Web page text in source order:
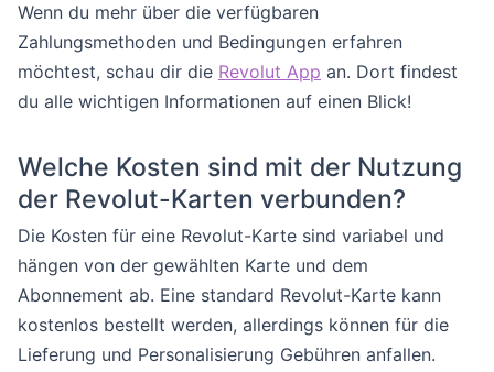
Wenn du mehr über die verfügbaren
Zahlungsmethoden und Bedingungen erfahren
möchtest, schau dir die Revolut App an. Dort findest
du alle wichtigen Informationen auf einen Blick!
Welche Kosten sind mit der Nutzung
der Revolut-Karten verbunden?
Die Kosten für eine Revolut-Karte sind variabel und
hängen von der gewählten Karte und dem
Abonnement ab. Eine standard Revolut-Karte kann
kostenlos bestellt werden, allerdings können für die
Lieferung und Personalisierung Gebühren anfallen.